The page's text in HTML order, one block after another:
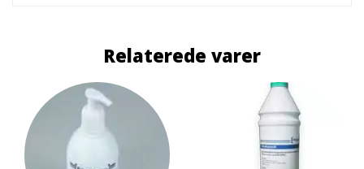
Relaterede varer